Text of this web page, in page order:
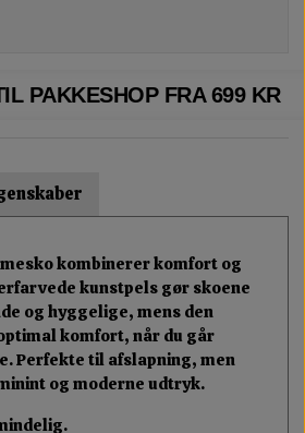
PAKKESHOP FRA 699 KR
kombinerer komfort og
kunstpels gør skoene
og hyggelige, mens den
komfort, når du går
Perfekte til afslapning, men
og moderne udtryk.